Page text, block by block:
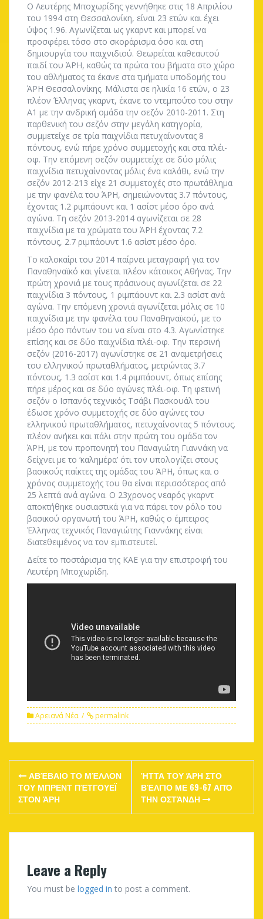
Ο Λευτέρης Μποχωρίδης γεννήθηκε στις 18 Απριλίου
του 1994 στη Θεσσαλονίκη, είναι 23 ετών και έχει
ύψος 1.96. Αγωνίζεται ως γκαρντ και μπορεί να
προσφέρει τόσο στο σκοράρισμα όσο και στη
δημιουργία του παιχνιδιού. Θεωρείται καθεαυτού
παιδί του ΆΡΗ, καθώς τα πρώτα του βήματα στο χώρο
του αθλήματος τα έκανε στα τμήματα υποδομής του
ΆΡΗ Θεσσαλονίκης. Μάλιστα σε ηλικία 16 ετών, ο 23
πλέον Έλληνας γκαρντ, έκανε το ντεμπούτο του στην
Α1 με την ανδρική ομάδα την σεζόν 2010-2011. Στη
παρθενική του σεζόν στην μεγάλη κατηγορία,
συμμετείχε σε τρία παιχνίδια πετυχαίνοντας 8
πόντους, ενώ πήρε χρόνο συμμετοχής και στα πλέι-
οφ. Την επόμενη σεζόν συμμετείχε σε δύο μόλις
παιχνίδια πετυχαίνοντας μόλις ένα καλάθι, ενώ την
σεζόν 2012-213 είχε 21 συμμετοχές στο πρωτάθλημα
με την φανέλα του ΆΡΗ, σημειώνοντας 3.7 πόντους,
έχοντας 1.2 ριμπάουντ και 1 ασίστ μέσο όρο ανά
αγώνα. Τη σεζόν 2013-2014 αγωνίζεται σε 28
παιχνίδια με τα χρώματα του ΆΡΗ έχοντας 7.2
πόντους, 2.7 ριμπάουντ 1.6 ασίστ μέσο όρο.
Το καλοκαίρι του 2014 παίρνει μεταγραφή για τον
Παναθηναϊκό και γίνεται πλέον κάτοικος Αθήνας. Την
πρώτη χρονιά με τους πράσινους αγωνίζεται σε 22
παιχνίδια 3 πόντους, 1 ριμπάουντ και 2.3 ασίστ ανά
αγώνα. Την επόμενη χρονιά αγωνίζεται μόλις σε 10
παιχνίδια με την φανέλα του Παναθηναϊκού, με το
μέσο όρο πόντων του να είναι στο 4.3. Αγωνίστηκε
επίσης και σε δύο παιχνίδια πλέι-οφ. Την περσινή
σεζόν (2016-2017) αγωνίστηκε σε 21 αναμετρήσεις
του ελληνικού πρωταθλήματος, μετρώντας 3.7
πόντους, 1.3 ασίστ και 1.4 ριμπάουντ, όπως επίσης
πήρε μέρος και σε δύο αγώνες πλέι-οφ. Τη φετινή
σεζόν ο Ισπανός τεχνικός Τσάβι Πασκουάλ του
έδωσε χρόνο συμμετοχής σε δύο αγώνες του
ελληνικού πρωταθλήματος, πετυχαίνοντας 5 πόντους.
πλέον ανήκει και πάλι στην πρώτη του ομάδα τον
ΆΡΗ, με τον προπονητή του Παναγιώτη Γιαννάκη να
δείχνει με το ‘καλημέρα’ ότι τον υπολογίζει στους
βασικούς παίκτες της ομάδας του ΆΡΗ, όπως και ο
χρόνος συμμετοχής του θα είναι περισσότερος από
25 λεπτά ανά αγώνα. Ο 23χρονος νεαρός γκαρντ
αποκτήθηκε ουσιαστικά για να πάρει τον ρόλο του
βασικού οργανωτή του ΆΡΗ, καθώς ο έμπειρος
Έλληνας τεχνικός Παναγιώτης Γιαννάκης είναι
διατεθειμένος να τον εμπιστευτεί.
Δείτε το ποστάρισμα της ΚΑΕ για την επιστροφή του
Λευτέρη Μποχωρίδη.
Αρειανά Νέα permalink
Post
navigation
ΑΒΈΒΑΙΟ ΤΟ ΜΈΛΛΟΝ
ΤΟΥ ΜΠΡΕΝΤ ΠΈΤΓΟΥΕΪ
ΣΤΟΝ ΆΡΗ
ΉΤΤΑ ΤΟΥ ΆΡΗ ΣΤΟ
ΒΈΛΓΙΟ ΜΕ 69-67 ΑΠΌ
ΤΗΝ ΟΣΤΆΝΔΗ
Leave a Reply
You must be logged in to post a comment.